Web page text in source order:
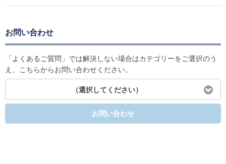
お問い合わせ
「よくあるご質問」では解決しない場合はカテゴリーをご選択のう
え、こちらからお問い合わせください。
（選択してください）
お問い合わせ